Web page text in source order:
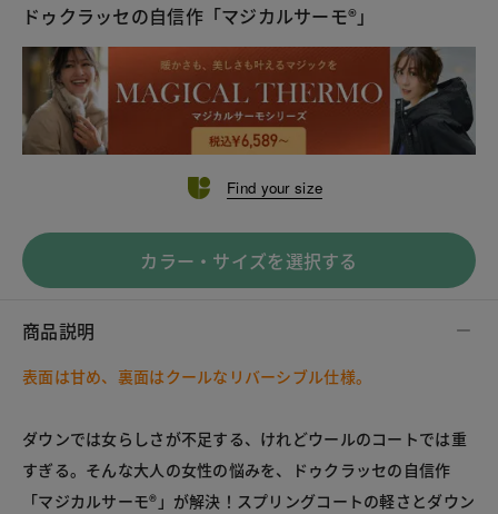
ドゥクラッセの自信作「マジカルサーモ®」
Find your size
カラー・サイズを選択する
商品説明
表面は甘め、裏面はクールなリバーシブル仕様。
ダウンでは女らしさが不足する、けれどウールのコートでは重
すぎる。そんな大人の女性の悩みを、ドゥクラッセの自信作
「マジカルサーモ®」が解決！スプリングコートの軽さとダウン